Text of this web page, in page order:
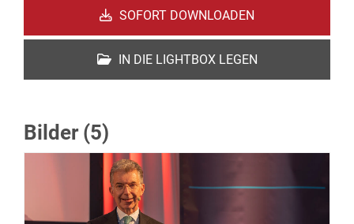
SOFORT DOWNLOADEN
IN DIE LIGHTBOX LEGEN
Bilder (5)